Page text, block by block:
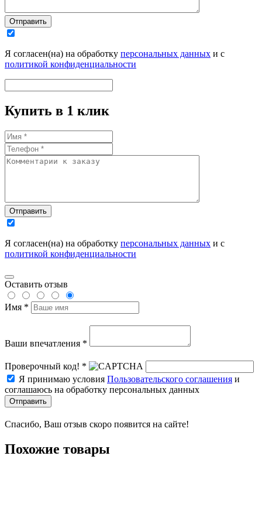
Отправить
Я согласен(на) на обработку персональных данных и с
политикой конфиденциальности
Купить в 1 клик
Отправить
Я согласен(на) на обработку персональных данных и с
политикой конфиденциальности
Оставить отзыв
Имя *
Ваши впечатления *
Проверочный код! *
Я принимаю условия Пользовательского соглашения и
соглашаюсь на обработку персональных данных
Отправить
Спасибо, Ваш отзыв скоро появится на сайте!
Похожие товары